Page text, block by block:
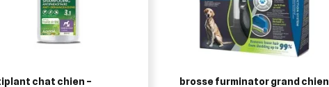
chat chien –
brosse furminator grand chien